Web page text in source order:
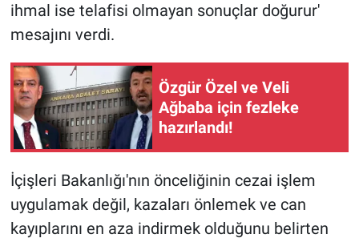
ihmal ise telafisi olmayan sonuçlar doğurur'
mesajını verdi.
Özgür Özel ve Veli
Ağbaba için fezleke
hazırlandı!
İçişleri Bakanlığı'nın önceliğinin cezai işlem
uygulamak değil, kazaları önlemek ve can
kayıplarını en aza indirmek olduğunu belirten